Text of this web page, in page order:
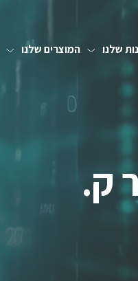
שלנו המוצרים שלנו
ק.